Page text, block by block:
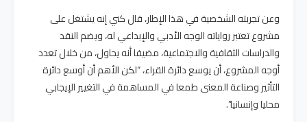
وعن تجربته الشخصية في هذا الإطار، قال كني إنه يشتغل على
مشروع تعتبر رواياته الوجه الأدبي والإبداعي له، ويضم النقد
والدراسات الثقافية والاجتماعية، مضيفا أنه يحاول، من خلال تعدد
أوجه المشروع، أن يوسع دائرة القراء، “لكن الأهم أن أوسع دائرة
التأثير وصناعة المعنى طمعا في المساهمة في التغيير الإيجابي
محليا وإنسانيا”.